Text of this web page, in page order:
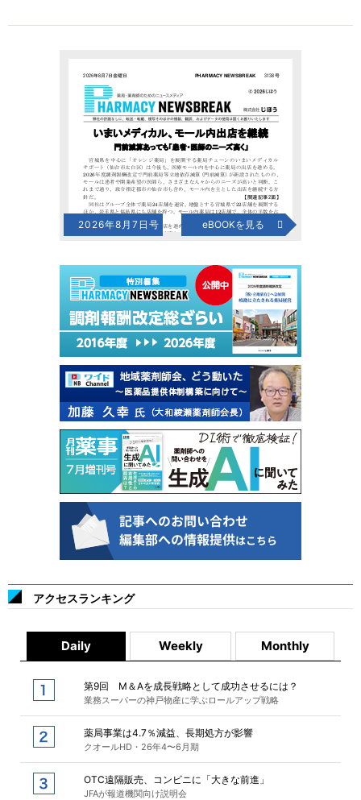
2026年8月7日号 eBOOKを見る
アクセスランキング
Daily Weekly Monthly
第9回 M＆Aを成長戦略として成功させるには？
業務スーパーの神戸物産に学ぶロールアップ戦略
薬局事業は4.7％減益、長期処方が影響
クオールHD・26年4〜6月期
OTC遠隔販売、コンビニに「大きな前進」
JFAが報道機関向け説明会